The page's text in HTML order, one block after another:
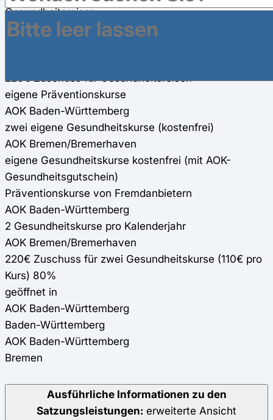
Gesundheitsreisen
AOK Baden-Württemberg
220€ Zuschuss für Gesundheitsreisen
eigene Präventionskurse
AOK Baden-Württemberg
zwei eigene Gesundheitskurse (kostenfrei)
AOK Bremen/Bremerhaven
eigene Gesundheitskurse kostenfrei (mit AOK-
Gesundheitsgutschein)
Präventionskurse von Fremdanbietern
AOK Baden-Württemberg
2 Gesundheitskurse pro Kalenderjahr
AOK Bremen/Bremerhaven
220€ Zuschuss für zwei Gesundheitskurse (110€ pro
Kurs) 80%
geöffnet in
AOK Baden-Württemberg
Baden-Württemberg
AOK Baden-Württemberg
Bremen
Ausführliche Informationen zu den
Satzungsleistungen: erweiterte Ansicht